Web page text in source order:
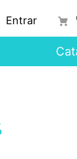
Entrar